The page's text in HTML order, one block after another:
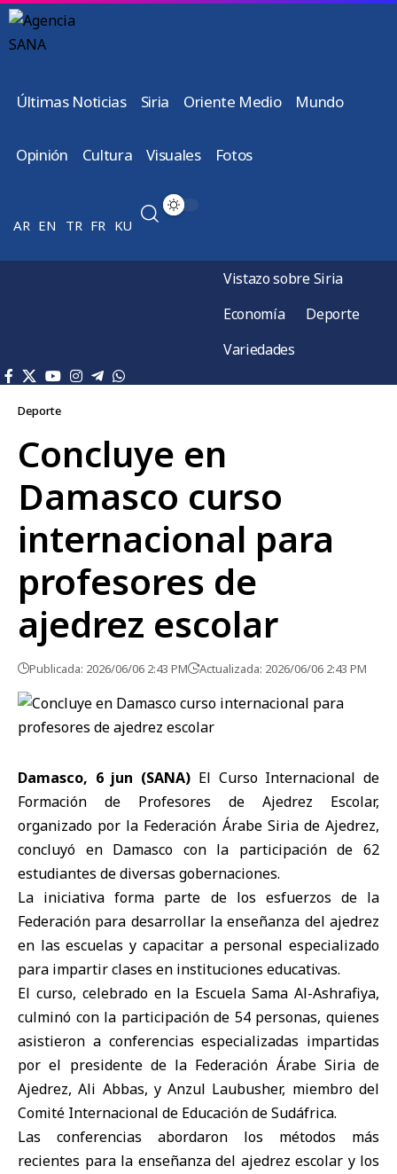
Últimas Noticias Siria Oriente Medio Mundo
Opinión Cultura Visuales Fotos
AR EN TR FR KU
Vistazo sobre Siria
Economía
Deporte
Variedades
Deporte
Concluye en
Damasco curso
internacional para
profesores de
ajedrez escolar
Publicada: 2026/06/06 2:43 PM Actualizada: 2026/06/06 2:43 PM
Damasco, 6 jun (SANA) El Curso Internacional de
Formación de Profesores de Ajedrez Escolar,
organizado por la Federación Árabe Siria de Ajedrez,
concluyó en Damasco con la participación de 62
estudiantes de diversas gobernaciones.
La iniciativa forma parte de los esfuerzos de la
Federación para desarrollar la enseñanza del ajedrez
en las escuelas y capacitar a personal especializado
para impartir clases en instituciones educativas.
El curso, celebrado en la Escuela Sama Al-Ashrafiya,
culminó con la participación de 54 personas, quienes
asistieron a conferencias especializadas impartidas
por el presidente de la Federación Árabe Siria de
Ajedrez, Ali Abbas, y Anzul Laubusher, miembro del
Comité Internacional de Educación de Sudáfrica.
Las conferencias abordaron los métodos más
recientes para la enseñanza del ajedrez escolar y los